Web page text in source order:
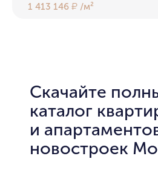
1 413 146₽ /м²
Скачайте
каталог
и
новостроек